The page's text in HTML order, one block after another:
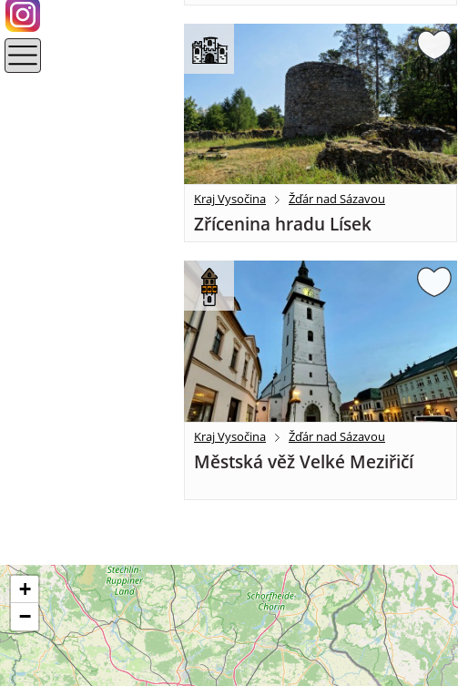
Kraj Vysočina Žďár nad Sázavou
Zřícenina hradu Lísek
Kraj Vysočina Žďár nad Sázavou
Městská věž Velké Meziřičí
+
−